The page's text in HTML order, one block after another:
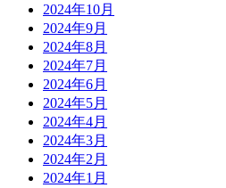
2024年10月
2024年9月
2024年8月
2024年7月
2024年6月
2024年5月
2024年4月
2024年3月
2024年2月
2024年1月